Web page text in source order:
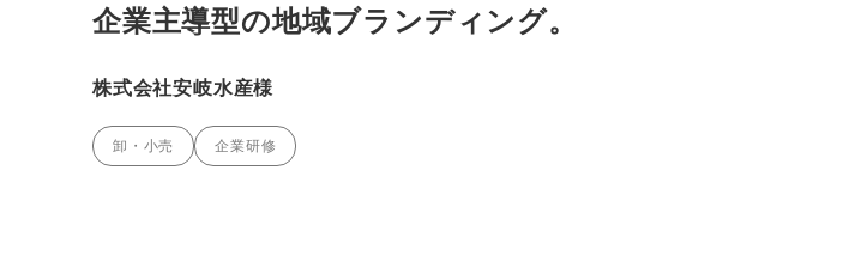
企業主導型の地域ブランディング。
株式会社安岐水産様
卸・小売 企業研修